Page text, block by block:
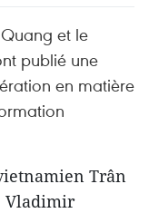
et le
publié une
en matière
Trân
Vladimir